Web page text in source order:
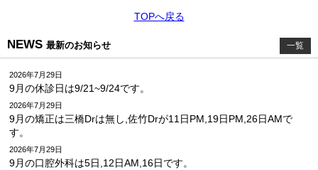
TOPへ戻る
NEWS 最新のお知らせ 一覧
2026年7月29日
9月の休診日は9/21~9/24です。
2026年7月29日
9月の矯正は三橋Drは無し,佐竹Drが11日PM,19日PM,26日AMで
す。
2026年7月29日
9月の口腔外科は5日,12日AM,16日です。